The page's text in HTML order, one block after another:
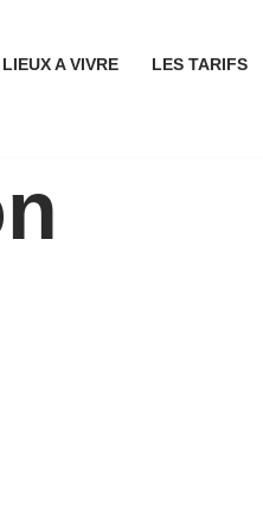
A VIVRE
LES TARIFS